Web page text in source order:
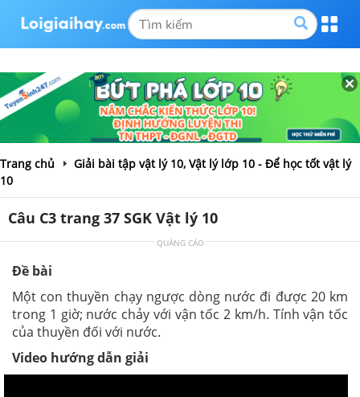
Trang chủ
Giải bài tập vật lý 10, Vật lý lớp 10 - Để học tốt vật lý
10
Câu C3 trang 37 SGK Vật lý 10
QUẢNG CÁO
Đề bài
Một con thuyền chạy ngược dòng nước đi được 20 km
trong 1 giờ; nước chảy với vận tốc 2 km/h. Tính vận tốc
của thuyền đối với nước.
Video hướng dẫn giải